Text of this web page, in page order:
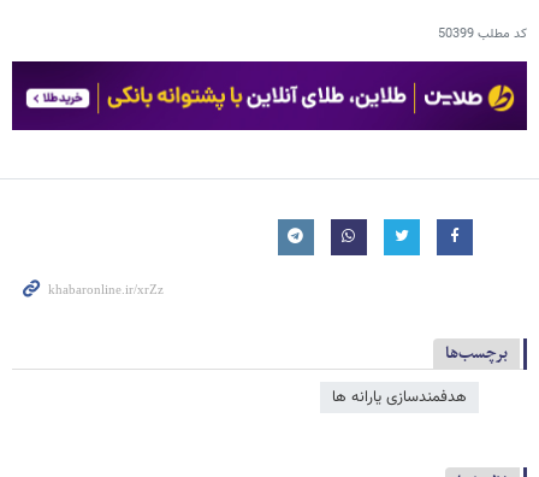
کد مطلب50399
برچسب‌ها
هدفمندسازی یارانه ​‌ها